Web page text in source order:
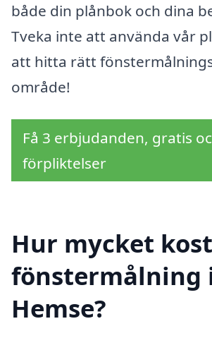
både din plånbok och dina
Tveka inte att använda vår
att hitta rätt
område!
Få 3 erbjudanden, gratis
förpliktelser
Hur mycket
fönstermålning
Hemse?